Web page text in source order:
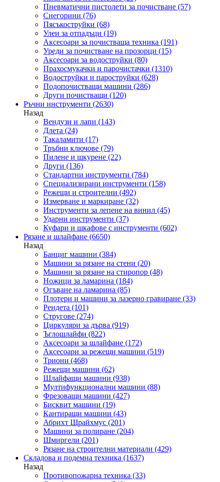
Пневматични пистолети за почистване (57)
Снегорини (76)
Пясъкоструйки (68)
Улеи за отпадъци (19)
Аксесоари за почистваща техника (191)
Уреди за почистване на прозорци (15)
Аксесоари за водоструйки (80)
Прахосмукачки и парочистачки (1310)
Водоструйки и пароструйки (628)
Подопочистващи машини (286)
Други почистващи (120)
Ръчни инструменти (2630)
Назад
Вендузи и лапи (143)
Длета (24)
Такаламити (17)
Тръбни ключове (79)
Пилене и шкурене (22)
Други (136)
Стандартни инструменти (784)
Специализирани инструменти (158)
Режещи и строителни (492)
Измерване и маркиране (32)
Инструменти за лепене на винил (45)
Ударни инструменти (37)
Куфари и шкафове с инструменти (602)
Рязане и шлайфане (6650)
Назад
Банциг машини (384)
Машини за рязане на стени (20)
Машини за рязане на стиропор (48)
Ножици за ламарина (184)
Огъване на ламарина (85)
Плотери и машини за лазерно гравиране (33)
Рендета (101)
Стругове (274)
Циркуляри за дърва (919)
Ъглошлайфи (822)
Аксесоари за шлайфане (172)
Аксесоари за режещи машини (519)
Триони (468)
Режещи машини (62)
Шлайфащи машини (938)
Мултифункционални машини (88)
Фрезоващи машини (427)
Бисквит машини (19)
Кантиращи машини (43)
Абрихт Щрайхмус (201)
Машини за полиране (204)
Шмиргели (201)
Рязане на строителни материали (429)
Складова и подемна техника (1637)
Назад
Противопожарна техника (33)